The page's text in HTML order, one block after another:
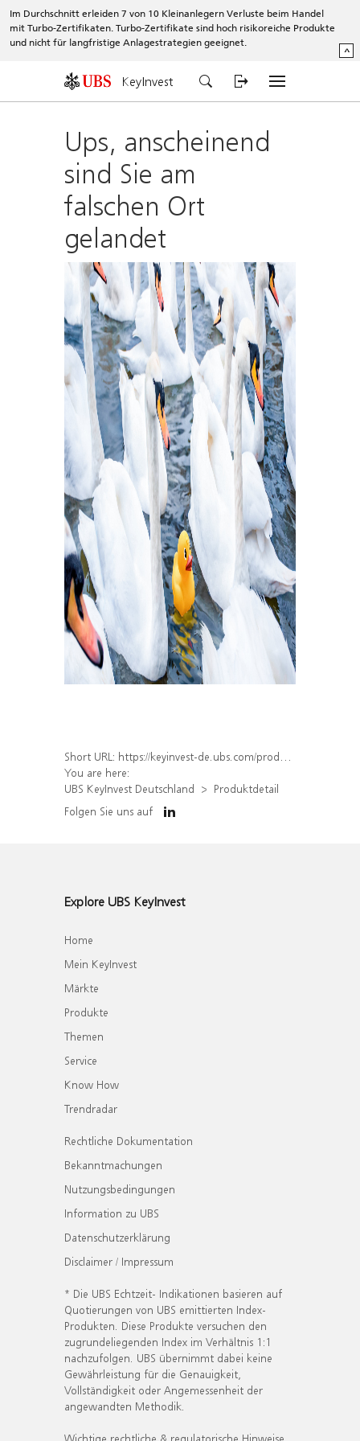
Im Durchschnitt erleiden 7 von 10 Kleinanlegern Verluste beim Handel
mit Turbo-Zertifikaten. Turbo-Zertifikate sind hoch risikoreiche Produkte
und nicht für langfristige Anlagestrategien geeignet.
^
KeyInvest
Ups, anscheinend
sind Sie am
falschen Ort
gelandet
Short URL: https://keyinvest-de.ubs.com/produkt/detail/index/isin/DE000WA4ASD9
You are here:
UBS KeyInvest Deutschland
Produktdetail
Folgen Sie uns auf
Explore UBS KeyInvest
Home
Mein KeyInvest
Märkte
Produkte
Themen
Service
Know How
Trendradar
Rechtliche Dokumentation
Bekanntmachungen
Nutzungsbedingungen
Information zu UBS
Datenschutzerklärung
Disclaimer / Impressum
* Die UBS Echtzeit- Indikationen basieren auf
Quotierungen von UBS emittierten Index-
Produkten. Diese Produkte versuchen den
zugrundeliegenden Index im Verhältnis 1:1
nachzufolgen. UBS übernimmt dabei keine
Gewährleistung für die Genauigkeit,
Vollständigkeit oder Angemessenheit der
angewandten Methodik.